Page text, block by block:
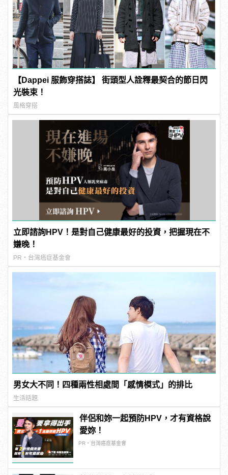
【Dappei 服飾穿搭誌】 街頭型人詮釋最契合的節日閃
光裝束！
風格穿搭
立即諮詢HPV！是對自己健康最好的投資，把握現在不
嫌晚！
PR・台灣癌症基金會
男女大不同！四種兩性相處間「感情模式」的排比
生活話題
伴侶和妳一起預防HPV，才有資格說
愛妳！
PR・台灣癌症基金會